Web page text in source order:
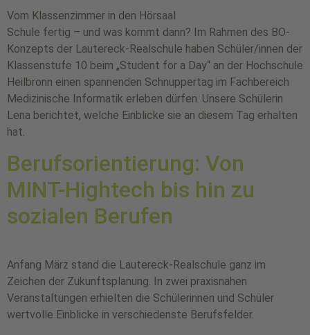
Vom Klassenzimmer in den Hörsaal
Schule fertig – und was kommt dann? Im Rahmen des BO-
Konzepts der Lautereck-Realschule haben Schüler/innen der
Klassenstufe 10 beim „Student for a Day“ an der Hochschule
Heilbronn einen spannenden Schnuppertag im Fachbereich
Medizinische Informatik erleben dürfen. Unsere Schülerin
Lena berichtet, welche Einblicke sie an diesem Tag erhalten
hat.
Berufsorientierung: Von
MINT-Hightech bis hin zu
sozialen Berufen
Anfang März stand die Lautereck-Realschule ganz im
Zeichen der Zukunftsplanung. In zwei praxisnahen
Veranstaltungen erhielten die Schülerinnen und Schüler
wertvolle Einblicke in verschiedenste Berufsfelder.